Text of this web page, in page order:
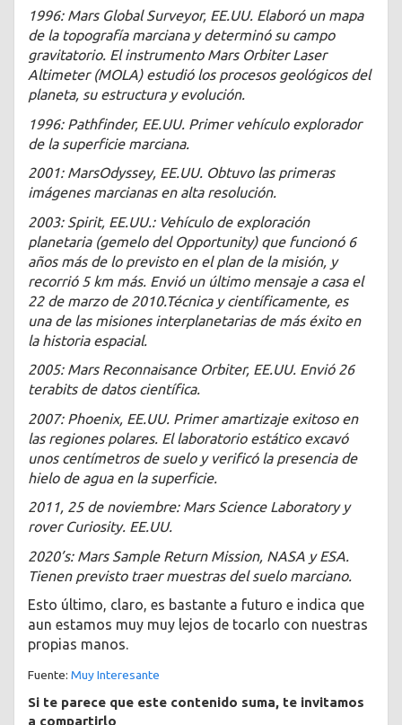
1996: Mars Global Surveyor, EE.UU. Elaboró un mapa
de la topografía marciana y determinó su campo
gravitatorio. El instrumento Mars Orbiter Laser
Altimeter (MOLA) estudió los procesos geológicos del
planeta, su estructura y evolución.
1996: Pathfinder, EE.UU. Primer vehículo explorador
de la superficie marciana.
2001: MarsOdyssey, EE.UU. Obtuvo las primeras
imágenes marcianas en alta resolución.
2003: Spirit, EE.UU.: Vehículo de exploración
planetaria (gemelo del Opportunity) que funcionó 6
años más de lo previsto en el plan de la misión, y
recorrió 5 km más. Envió un último mensaje a casa el
22 de marzo de 2010.Técnica y científicamente, es
una de las misiones interplanetarias de más éxito en
la historia espacial.
2005: Mars Reconnaisance Orbiter, EE.UU. Envió 26
terabits de datos científica.
2007: Phoenix, EE.UU. Primer amartizaje exitoso en
las regiones polares. El laboratorio estático excavó
unos centímetros de suelo y verificó la presencia de
hielo de agua en la superficie.
2011, 25 de noviembre: Mars Science Laboratory y
rover Curiosity. EE.UU.
2020’s: Mars Sample Return Mission, NASA y ESA.
Tienen previsto traer muestras del suelo marciano.
Esto último, claro, es bastante a futuro e indica que
aun estamos muy muy lejos de tocarlo con nuestras
propias manos.
Fuente: Muy Interesante
Si te parece que este contenido suma, te invitamos
a compartirlo